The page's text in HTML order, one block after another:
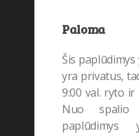
Paloma
Šis
yra privatus,
9:00 val. ryto ir
Nuo spalio
paplūdimys
Nardymas(10)
neįprastos profesijos(2)
nuotykiai (29)
Oro Linijos(78)
Oro uostas(31)